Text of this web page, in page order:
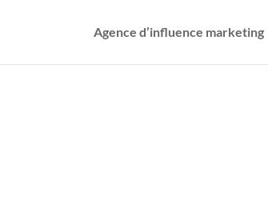
Agence d’influence marketing